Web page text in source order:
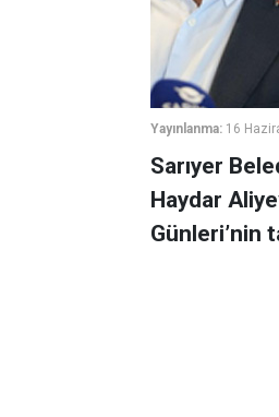
Yayınlanma: 16
Sarıyer
Haydar
Günleri’nin